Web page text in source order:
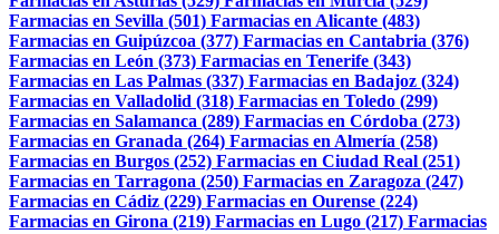
Farmacias en Sevilla (501) Farmacias en Alicante (483)
Farmacias en Guipúzcoa (377) Farmacias en Cantabria (376)
Farmacias en León (373) Farmacias en Tenerife (343)
Farmacias en Las Palmas (337) Farmacias en Badajoz (324)
Farmacias en Valladolid (318) Farmacias en Toledo (299)
Farmacias en Salamanca (289) Farmacias en Córdoba (273)
Farmacias en Granada (264) Farmacias en Almería (258)
Farmacias en Burgos (252) Farmacias en Ciudad Real (251)
Farmacias en Tarragona (250) Farmacias en Zaragoza (247)
Farmacias en Cádiz (229) Farmacias en Ourense (224)
Farmacias en Girona (219) Farmacias en Lugo (217) Farmacias